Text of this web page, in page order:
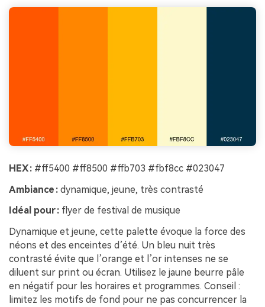
HEX : #ff5400 #ff8500 #ffb703 #fbf8cc #023047
Ambiance : dynamique, jeune, très contrasté
Idéal pour : flyer de festival de musique
Dynamique et jeune, cette palette évoque la force des
néons et des enceintes d’été. Un bleu nuit très
contrasté évite que l’orange et l’or intenses ne se
diluent sur print ou écran. Utilisez le jaune beurre pâle
en négatif pour les horaires et programmes. Conseil :
limitez les motifs de fond pour ne pas concurrencer la